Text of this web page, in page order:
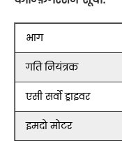
भाग
गति नियंत्रक
एसी सर्वो ड्राइवर
इमदो मोटर